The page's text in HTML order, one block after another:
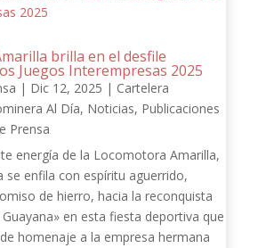
brilla en el desfile
Juegos Interempresas 2025
| Dic 12, 2025 | Cartelera
Al Día, Noticias, Publicaciones
Prensa
energía de la Locomotora Amarilla,
se enfila con espíritu aguerrido,
de hierro, hacia la reconquista
en esta fiesta deportiva que
homenaje a la empresa hermana